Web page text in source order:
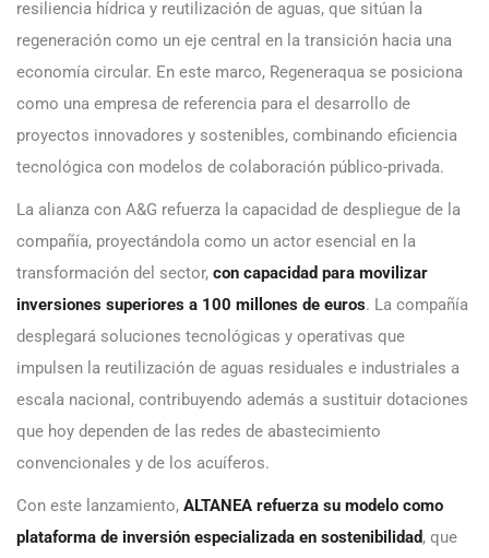
resiliencia hídrica y reutilización de aguas, que sitúan la
regeneración como un eje central en la transición hacia una
economía circular. En este marco, Regeneraqua se posiciona
como una empresa de referencia para el desarrollo de
proyectos innovadores y sostenibles, combinando eficiencia
tecnológica con modelos de colaboración público-privada.
La alianza con A&G refuerza la capacidad de despliegue de la
compañía, proyectándola como un actor esencial en la
transformación del sector, con capacidad para movilizar
inversiones superiores a 100 millones de euros. La compañía
desplegará soluciones tecnológicas y operativas que
impulsen la reutilización de aguas residuales e industriales a
escala nacional, contribuyendo además a sustituir dotaciones
que hoy dependen de las redes de abastecimiento
convencionales y de los acuíferos.
Con este lanzamiento, ALTANEA refuerza su modelo como
plataforma de inversión especializada en sostenibilidad, que